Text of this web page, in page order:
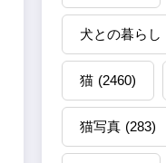
犬との暮らし
猫 (2460)
猫写真 (283)